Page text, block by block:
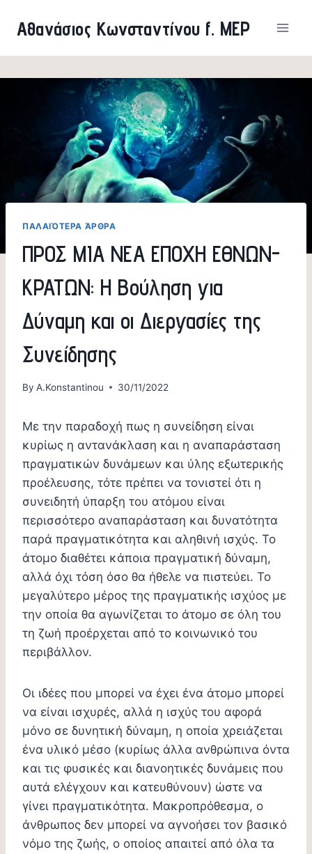
Αθανάσιος Κωνσταντίνου f. MEP
ΠΑΛΑΙΌΤΕΡΑ ΆΡΘΡΑ
ΠΡΟΣ ΜΙΑ ΝΕΑ ΕΠΟΧΗ ΕΘΝΩΝ-
ΚΡΑΤΩΝ: Η Βούληση για
Δύναμη και οι Διεργασίες της
Συνείδησης
By A.Konstantinou 30/11/2022
Με την παραδοχή πως η συνείδηση είναι
κυρίως η αντανάκλαση και η αναπαράσταση
πραγματικών δυνάμεων και ύλης εξωτερικής
προέλευσης, τότε πρέπει να τονιστεί ότι η
συνειδητή ύπαρξη του ατόμου είναι
περισσότερο αναπαράσταση και δυνατότητα
παρά πραγματικότητα και αληθινή ισχύς. Το
άτομο διαθέτει κάποια πραγματική δύναμη,
αλλά όχι τόση όσο θα ήθελε να πιστεύει. Το
μεγαλύτερο μέρος της πραγματικής ισχύος με
την οποία θα αγωνίζεται το άτομο σε όλη του
τη ζωή προέρχεται από το κοινωνικό του
περιβάλλον.
Οι ιδέες που μπορεί να έχει ένα άτομο μπορεί
να είναι ισχυρές, αλλά η ισχύς του αφορά
μόνο σε δυνητική δύναμη, η οποία χρειάζεται
ένα υλικό μέσο (κυρίως άλλα ανθρώπινα όντα
και τις φυσικές και διανοητικές δυνάμεις που
αυτά ελέγχουν και κατευθύνουν) ώστε να
γίνει πραγματικότητα. Μακροπρόθεσμα, ο
άνθρωπος δεν μπορεί να αγνοήσει τον βασικό
νόμο της ζωής, ο οποίος απαιτεί από όλα τα